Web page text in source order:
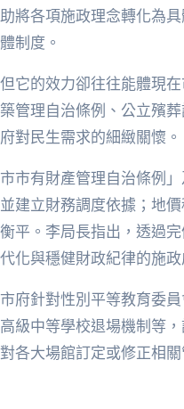
將各項施政理念轉化為
制度。
它的效力卻往往能體現
管理自治條例、公立殯
對民生需求的細緻關懷。
市有財產管理自治條例
建立財務調度依據；地
平。李局長指出，透過
化與穩健財政紀律的施政
府針對性別平等教育委
級中等學校退場機制等
各大場館訂定或修正相